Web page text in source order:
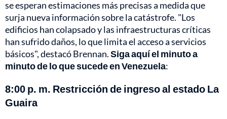
se esperan estimaciones más precisas a medida que
surja nueva información sobre la catástrofe. "Los
edificios han colapsado y las infraestructuras críticas
han sufrido daños, lo que limita el acceso a servicios
básicos", destacó Brennan.Siga aquí el minuto a
minuto de lo que sucede en Venezuela:
8:00 p. m. Restricción de ingreso al estado La
Guaira